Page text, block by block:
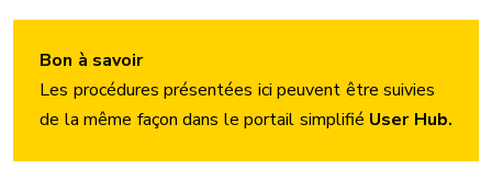
Bon à savoir
Les procédures présentées ici peuvent être suivies
de la même façon dans le portail simplifié User Hub.